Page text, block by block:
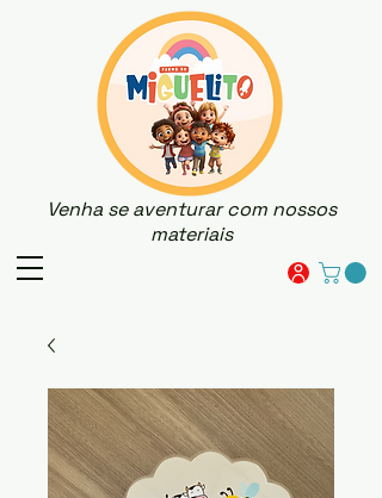
Venha se aventurar com nossos
materiais